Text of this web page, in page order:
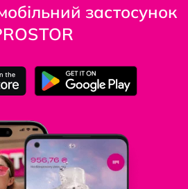
застосунок